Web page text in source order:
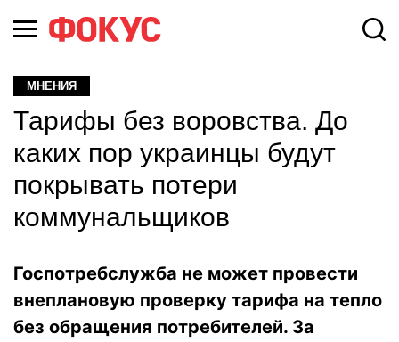
МНЕНИЯ
Тарифы без воровства. До
каких пор украинцы будут
покрывать потери
коммунальщиков
Госпотребслужба не может провести
внеплановую проверку тарифа на тепло
без обращения потребителей. За